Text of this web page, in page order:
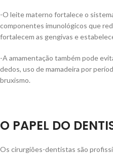
-O leite materno fortalece o
componentes imunológicos que
fortalecem as gengivas e
-A amamentação também pode
dedos, uso de mamadeira por
bruxismo.
O PAPEL DO
Os cirurgiões-dentistas são